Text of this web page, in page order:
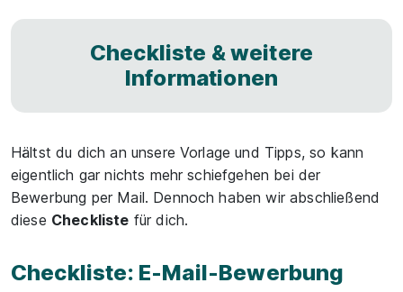
Checkliste & weitere
Informationen
Hältst du dich an unsere Vorlage und Tipps, so kann
eigentlich gar nichts mehr schiefgehen bei der
Bewerbung per Mail. Dennoch haben wir abschließend
diese Checkliste für dich.
Checkliste: E-Mail-Bewerbung